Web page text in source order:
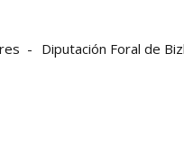
Diputación Foral de